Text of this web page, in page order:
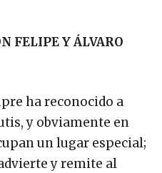
FELIPE Y ÁLVARO
ha reconocido a
y obviamente en
un lugar especial;
y remite al